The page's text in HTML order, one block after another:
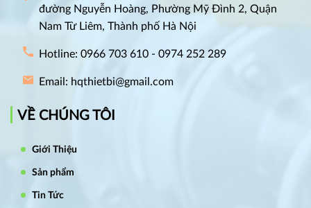
đường Nguyễn Hoàng, Phường Mỹ Đình 2, Quận
Nam Từ Liêm, Thành phố Hà Nội
Hotline: 0966 703 610 - 0974 252 289
Email: hqthietbi@gmail.com
VỀ CHÚNG TÔI
Giới Thiệu
Sản phẩm
Tin Tức